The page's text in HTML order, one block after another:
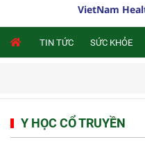
VietNam
TIN TỨC SỨC KHỎE
Y HỌC CỔ TRUYỀN